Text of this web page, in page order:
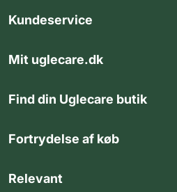
Kundeservice
Mit uglecare.dk
Find din Uglecare butik
Fortrydelse af køb
Relevant